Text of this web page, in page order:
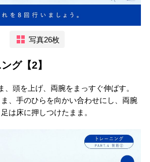
写真26枚
グ【2】
、頭を上げ、両腕をまっすぐ伸ばす。
ま、手のひらを向かい合わせにし、両腕
は床に押しつけたまま。